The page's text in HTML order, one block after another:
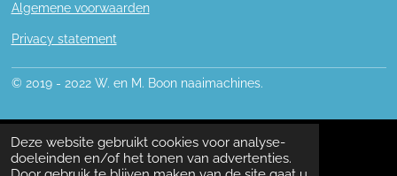
Deze website gebruikt cookies voor analyse-
doeleinden en/of het tonen van advertenties.
Algemene voorwaarden
Privacy statement
© 2019 - 2022 W. en M. Boon naaimachines.